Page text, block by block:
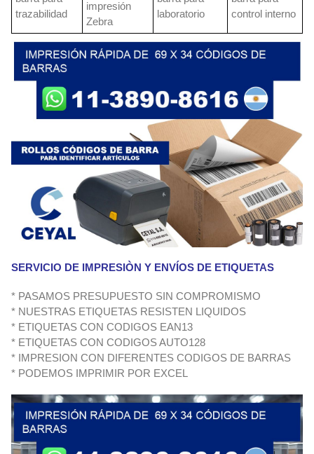
trazabilidad
impresión
Zebra
laboratorio
control interno
SERVICIO DE IMPRESIÒN Y ENVÍOS DE ETIQUETAS
* PASAMOS PRESUPUESTO SIN COMPROMISMO
* NUESTRAS ETIQUETAS RESISTEN LIQUIDOS
* ETIQUETAS CON CODIGOS EAN13
* ETIQUETAS CON CODIGOS AUTO128
* IMPRESION CON DIFERENTES CODIGOS DE BARRAS
* PODEMOS IMPRIMIR POR EXCEL